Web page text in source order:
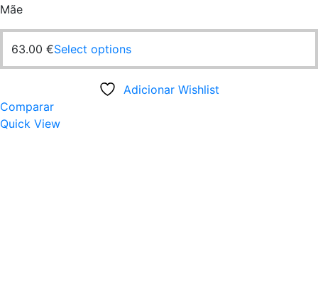
Mãe
63.00 €Select options
Adicionar Wishlist
Comparar
Quick View